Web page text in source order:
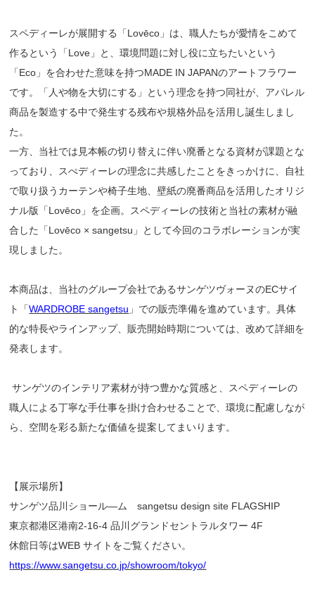
スペディーレが展開する「Lovēco」は、職⼈たちが愛情をこめて
作るという「Love」と、環境問題に対し役に⽴ちたいという
「Eco」を合わせた意味を持つMADE IN JAPANのアートフラワー
です。「⼈や物を⼤切にする」という理念を持つ同社が、アパレル
商品を製造する中で発⽣する残布や規格外品を活⽤し誕⽣しまし
た。
⼀⽅、当社では⾒本帳の切り替えに伴い廃番となる資材が課題とな
っており、スぺディーレの理念に共感したことをきっかけに、⾃社
で取り扱うカーテンや椅⼦⽣地、壁紙の廃番商品を活⽤したオリジ
ナル版「Lovēco」を企画。スペディーレの技術と当社の素材が融
合した「Lovēco × sangetsu」として今回のコラボレーションが実
現しました。
本商品は、当社のグループ会社であるサンゲツヴォーヌのECサイ
ト「WARDROBE sangetsu 」での販売準備を進めています。具体
的な特⻑やラインアップ、販売開始時期については、改めて詳細を
発表します。
サンゲツのインテリア素材が持つ豊かな質感と、スペディーレの
職⼈による丁寧な⼿仕事を掛け合わせることで、環境に配慮しなが
ら、空間を彩る新たな価値を提案してまいります。
【展⽰場所】
サンゲツ品川ショール―ム sangetsu design site FLAGSHIP
東京都港区港南2-16-4 品川グランドセントラルタワー 4F
休館⽇等はWEB サイトをご覧ください。
https://www.sangetsu.co.jp/showroom/tokyo/